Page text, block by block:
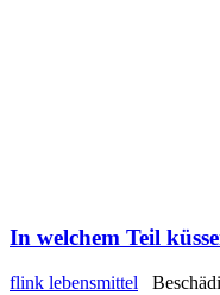
In welchem Teil
flink lebensmittel